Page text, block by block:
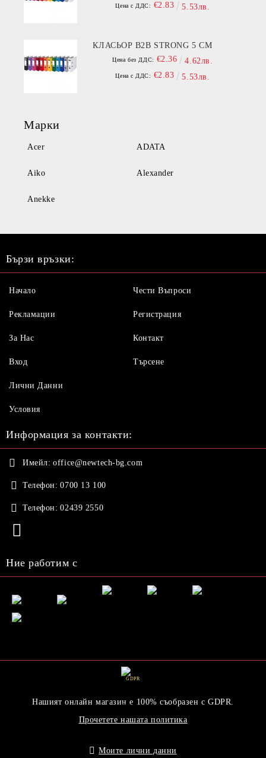
Цена с ДДС: €2.83 5.53лв.
КЛАСЬОР B2B STRONG 5 СМ
Цена без ДДС: €2.36 4.62лв.
Цена с ДДС: €2.83 5.53лв.
Марки
Acer ADATA
Aiko Alexander
Anekke
Бързи връзки:
Начало
Рекламации
За Нас
Вход
Чести Въпроси
Регистрация
Контакт
Търсене
Лични Данни
Условия
Информация за контакти:
Имейл: office@newtech-bg.com
Телефон: 0700 13 100
Телефон: 02439 2550
Ние работим с
GDPR
Нашият онлайн магазин е 100% съобразен с GDPR.
Прочетете нашата политика
Моите лични данни